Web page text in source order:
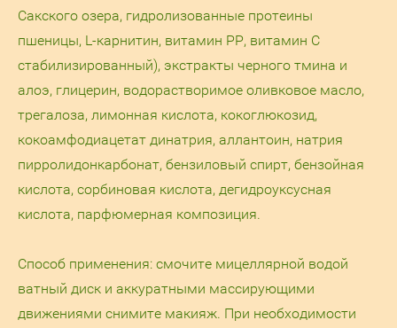
Сакского озера, гидролизованные протеины
пшеницы, L-карнитин, витамин РР, витамин С
стабилизированный), экстракты черного тмина и
алоэ, глицерин, водорастворимое оливковое масло,
трегалоза, лимонная кислота, кокоглюкозид,
кокоамфодиацетат динатрия, аллантоин, натрия
пирролидонкарбонат, бензиловый спирт, бензойная
кислота, сорбиновая кислота, дегидроуксусная
кислота, парфюмерная композиция.
Способ применения: смочите мицеллярной водой
ватный диск и аккуратными массирующими
движениями снимите макияж. При необходимости